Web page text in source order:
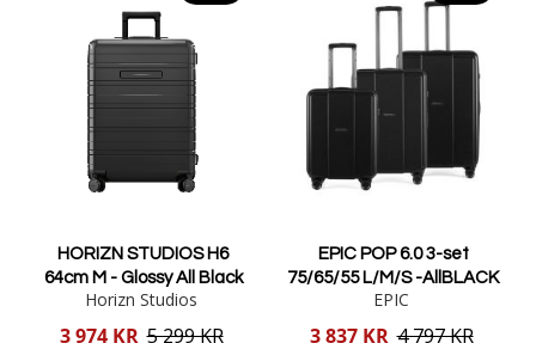
HORIZN STUDIOS H6
64cm M - Glossy All Black
Horizn Studios
Reducerat
3 974 KR 5 299 KR
EPIC POP 6.0 3-set
75/65/55 L/M/S -AllBLACK
EPIC
Reducerat
3 837 KR 4 797 KR